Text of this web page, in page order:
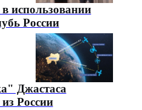
использовании
России
Джастаса
России